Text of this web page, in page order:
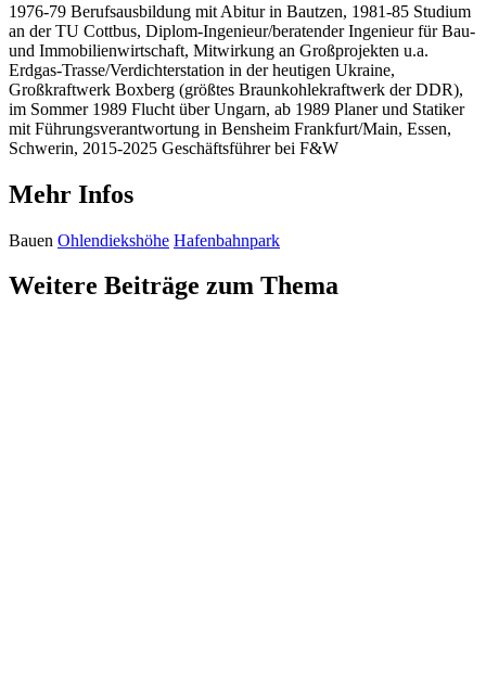
1976-79 Berufsausbildung mit Abitur in Bautzen, 1981-85 Studium
an der TU Cottbus, Diplom-Ingenieur/beratender Ingenieur für Bau-
und Immobilienwirtschaft, Mitwirkung an Großprojekten u.a.
Erdgas-Trasse/Verdichterstation in der heutigen Ukraine,
Großkraftwerk Boxberg (größtes Braunkohlekraftwerk der DDR),
im Sommer 1989 Flucht über Ungarn, ab 1989 Planer und Statiker
mit Führungsverantwortung in Bensheim Frankfurt/Main, Essen,
Schwerin, 2015-2025 Geschäftsführer bei F&W
Mehr Infos
Bauen Ohlendiekshöhe Hafenbahnpark
Weitere Beiträge zum Thema